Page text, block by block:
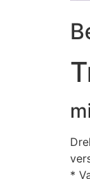
*